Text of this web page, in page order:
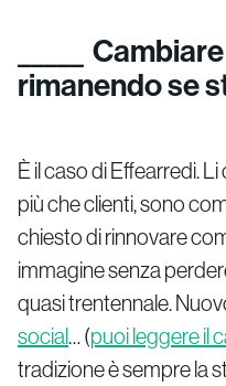
rimanendo se
È il caso di Effearredi.
più che clienti, sono
chiesto di rinnovare
immagine senza
quasi trentennale.
social… (puoi leggere il
tradizione è sempre la